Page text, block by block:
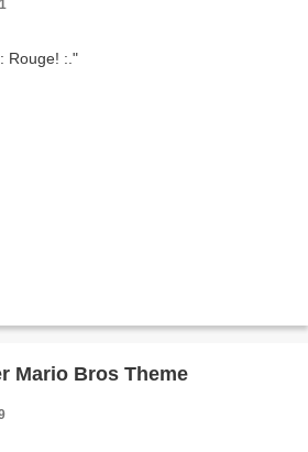
Mario Bros Theme